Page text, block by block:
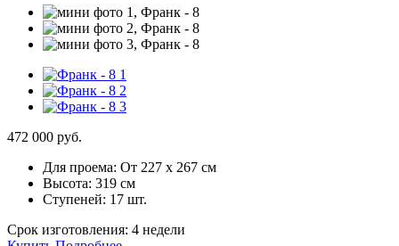
472 000 руб.
Для проема: От 227 х 267 см
Высота: 319 см
Ступеней: 17 шт.
Срок изготовления: 4 недели